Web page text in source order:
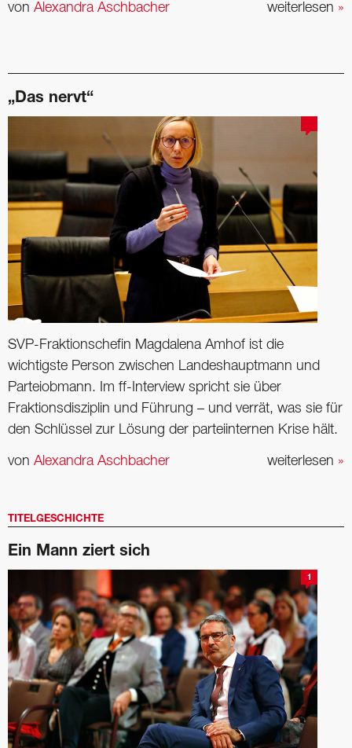
weiterlesen »
von Alexandra Aschbacher
„Das nervt“
SVP-Fraktionschefin Magdalena Amhof ist die
wichtigste Person zwischen Landeshauptmann und
Parteiobmann. Im ff-Interview spricht sie über
Fraktionsdisziplin und ­Führung – und verrät, was sie für
den Schlüssel zur Lösung der parteiinternen Krise hält.
weiterlesen »
von Alexandra Aschbacher
TITELGESCHICHTE
Ein Mann ziert sich
1